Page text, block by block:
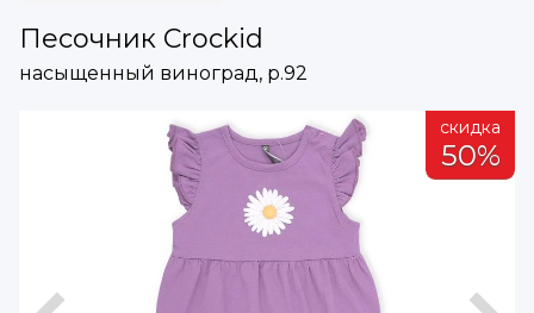
Песочник Crockid
насыщенный виноград, р.92
скидка
50%